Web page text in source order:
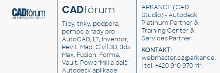
CADfórum
Tipy, triky, podpora,
pomoc a rady pro
AutoCAD, LT, Inventor,
Revit, Map, Civil 3D, 3ds
Max, Fusion, Forma,
Vault, PowerMill a další
Autodesk aplikace
ARKANCE (CAD
Studio) - Autodesk
Platinum Partner &
Training Center &
Services Partner
KONTAKT:
| tel. +420 910 970 111